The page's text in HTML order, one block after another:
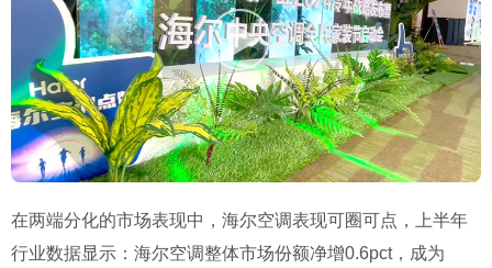
在两端分化的市场表现中，海尔空调表现可圈可点，上半年
行业数据显示：海尔空调整体市场份额净增0.6pct，成为